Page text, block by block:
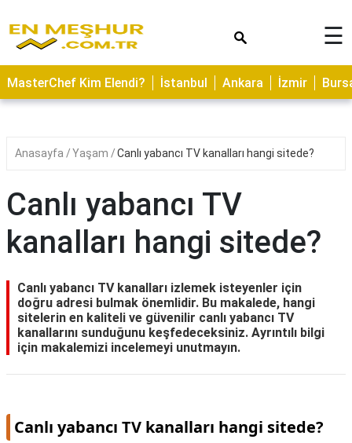
ASTROLOJİ
SAĞLIK
YERLER
BAKIMI
KAMP
ALANLARI
HAMİLELİK
☰
MasterChef Kim Elendi? İstanbul Ankara İzmir
Anasayfa Yaşam Canlı yabancı TV kanalları hangi sitede?
Canlı yabancı TV
kanalları hangi sitede?
Canlı yabancı TV kanalları izlemek isteyenler için
doğru adresi bulmak önemlidir. Bu makalede, hangi
sitelerin en kaliteli ve güvenilir canlı yabancı TV
kanallarını sunduğunu keşfedeceksiniz. Ayrıntılı bilgi
için makalemizi incelemeyi unutmayın.
Canlı yabancı TV kanalları hangi sitede?